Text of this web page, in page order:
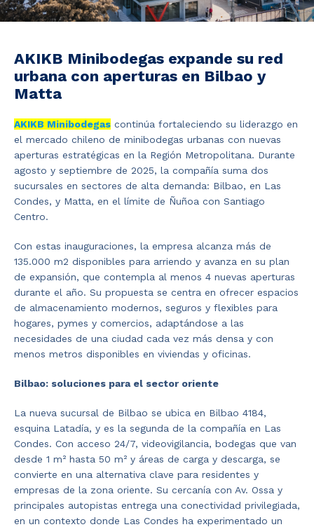
AKIKB Minibodegas expande su red
urbana con aperturas en Bilbao y
Matta
AKIKB Minibodegas continúa fortaleciendo su liderazgo en
el mercado chileno de minibodegas urbanas con nuevas
aperturas estratégicas en la Región Metropolitana. Durante
agosto y septiembre de 2025, la compañía suma dos
sucursales en sectores de alta demanda: Bilbao, en Las
Condes, y Matta, en el límite de Ñuñoa con Santiago
Centro.
Con estas inauguraciones, la empresa alcanza más de
135.000 m2 disponibles para arriendo y avanza en su plan
de expansión, que contempla al menos 4 nuevas aperturas
durante el año. Su propuesta se centra en ofrecer espacios
de almacenamiento modernos, seguros y flexibles para
hogares, pymes y comercios, adaptándose a las
necesidades de una ciudad cada vez más densa y con
menos metros disponibles en viviendas y oficinas.
Bilbao: soluciones para el sector oriente
La nueva sucursal de Bilbao se ubica en Bilbao 4184,
esquina Latadía, y es la segunda de la compañía en Las
Condes. Con acceso 24/7, videovigilancia, bodegas que van
desde 1 m² hasta 50 m² y áreas de carga y descarga, se
convierte en una alternativa clave para residentes y
empresas de la zona oriente. Su cercanía con Av. Ossa y
principales autopistas entrega una conectividad privilegiada,
en un contexto donde Las Condes ha experimentado un